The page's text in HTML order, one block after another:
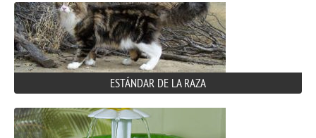
ESTÁNDAR DE LA RAZA